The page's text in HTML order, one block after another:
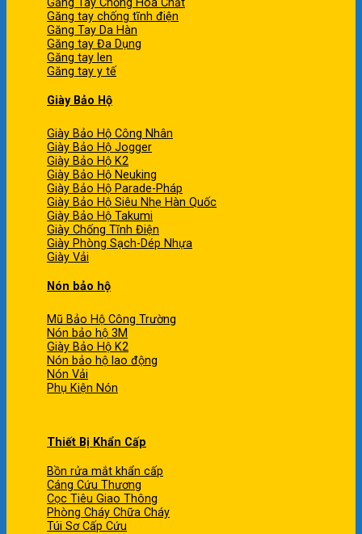
Găng tay chống tĩnh điện
Găng Tay Da Hàn
Găng tay Đa Dụng
Găng tay len
Găng tay y tế
Giày Bảo Hộ
Giày Bảo Hộ Công Nhân
Giày Bảo Hộ Jogger
Giày Bảo Hộ K2
Giày Bảo Hộ Neuking
Giày Bảo Hộ Parade-Pháp
Giày Bảo Hộ Siêu Nhẹ Hàn Quốc
Giày Bảo Hộ Takumi
Giày Chống Tĩnh Điện
Giày Phòng Sạch-Dép Nhựa
Giày Vải
Nón bảo hộ
Mũ Bảo Hộ Công Trường
Nón bảo hộ 3M
Giày Bảo Hộ K2
Nón bảo hộ lao động
Nón Vải
Phụ Kiện Nón
Thiết Bị Khẩn Cấp
Bồn rửa mắt khẩn cấp
Cáng Cứu Thương
Cọc Tiêu Giao Thông
Phòng Cháy Chữa Cháy
Túi Sơ Cấp Cứu